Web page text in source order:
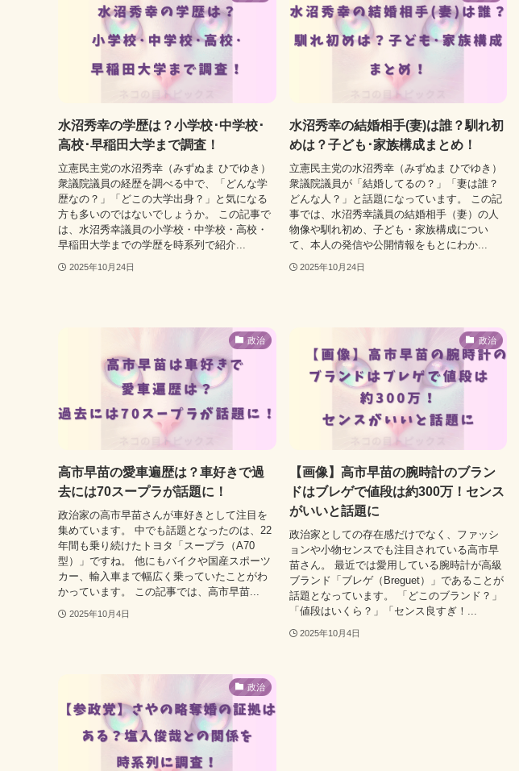
水沼秀幸の学歴は？小学校･中学校･
高校･早稲田大学まで調査！
立憲民主党の水沼秀幸（みずぬま ひでゆき）
衆議院議員の経歴を調べる中で、「どんな学
歴なの？」「どこの大学出身？」と気になる
方も多いのではないでしょうか。 この記事で
は、水沼秀幸議員の小学校・中学校・高校・
早稲田大学までの学歴を時系列で紹介...
2025年10月24日
水沼秀幸の結婚相手(妻)は誰？馴れ初
めは？子ども･家族構成まとめ！
立憲民主党の水沼秀幸（みずぬま ひでゆき）
衆議院議員が「結婚してるの？」「妻は誰？
どんな人？」と話題になっています。 この記
事では、水沼秀幸議員の結婚相手（妻）の人
物像や馴れ初め、子ども・家族構成につい
て、本人の発信や公開情報をもとにわか...
2025年10月24日
政治
高市早苗の愛車遍歴は？車好きで過
去には70スープラが話題に！
政治家の高市早苗さんが車好きとして注目を
集めています。 中でも話題となったのは、22
年間も乗り続けたトヨタ「スープラ（A70
型）」ですね。 他にもバイクや国産スポーツ
カー、輸入車まで幅広く乗っていたことがわ
かっています。 この記事では、高市早苗...
2025年10月4日
政治
【画像】高市早苗の腕時計のブラン
ドはブレゲで値段は約300万！センス
がいいと話題に
政治家としての存在感だけでなく、ファッシ
ョンや小物センスでも注目されている高市早
苗さん。 最近では愛用している腕時計が高級
ブランド「ブレゲ（Breguet）」であることが
話題となっています。 「どこのブランド？」
「値段はいくら？」「センス良すぎ！...
2025年10月4日
政治